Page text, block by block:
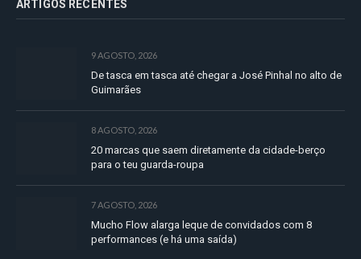
ARTIGOS RECENTES
9 AGOSTO, 2026
De tasca em tasca até chegar a José Pinhal no alto de
Guimarães
8 AGOSTO, 2026
20 marcas que saem diretamente da cidade-berço
para o teu guarda-roupa
7 AGOSTO, 2026
Mucho Flow alarga leque de convidados com 8
performances (e há uma saída)